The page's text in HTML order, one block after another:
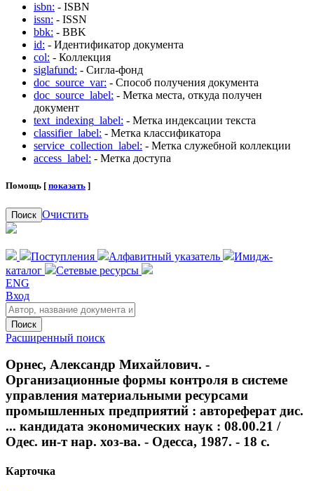
isbn: - ISBN
issn: - ISSN
bbk: - BBK
id: - Идентификатор документа
col: - Коллекция
siglafund: - Сигла-фонд
doc_source_var: - Способ получения документа
doc_source_label: - Метка места, откуда получен
документ
text_indexing_label: - Метка индексации текста
classifier_label: - Метка классификатора
service_collection_label: - Метка служебной коллекции
access_label: - Метка доступа
Помощь [ показать ]
Поиск Очистить
Поступления Алфавитный указатель
Имидж-
каталог
Сетевые ресурсы
ENG
Вход
Поиск
Расширенный поиск
Орнес, Александр Михайлович. -
Организационные формы контроля в системе
управления материальными ресурсами
промышленных предприятий : автореферат дис.
... кандидата экономических наук : 08.00.21 /
Одес. ин-т нар. хоз-ва. - Одесса, 1987. - 18 с.
Карточка